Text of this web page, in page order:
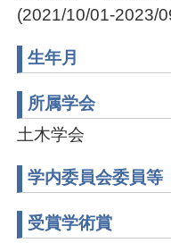
(2021/10/01-2023/
生年月
所属学会
土木学会
学内委員会委員等
受賞学術賞